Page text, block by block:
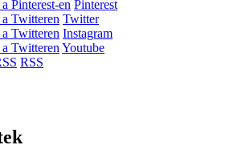
Pinterest
Twitter
Instagram
Youtube
RSS